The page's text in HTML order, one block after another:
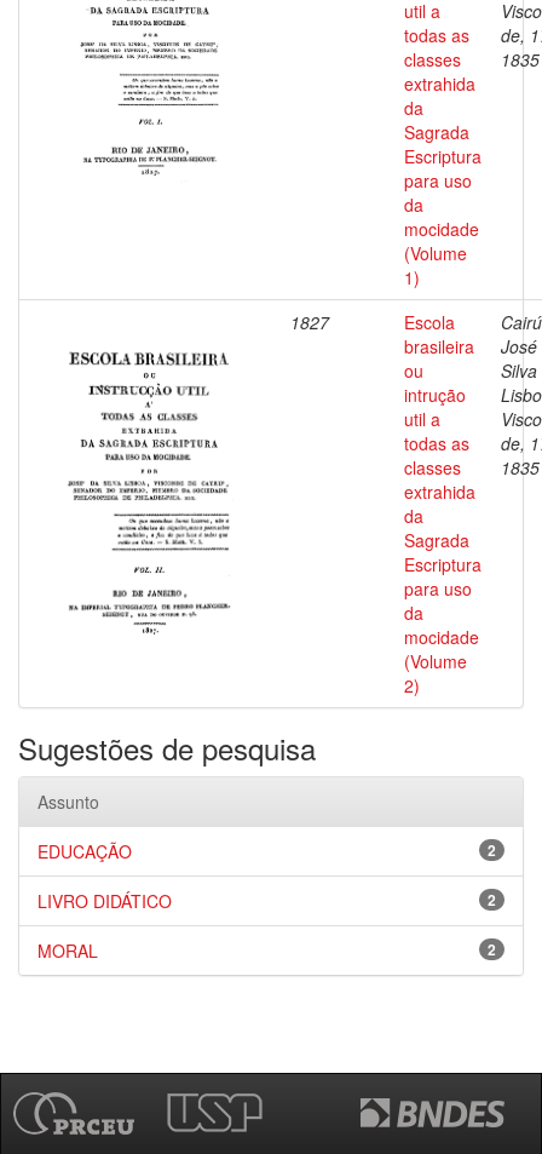
util a
todas as
classes
extrahida
da
Sagrada
Escriptura
para uso
da
mocidade
(Volume
1)
de,
1835
1827
Escola
brasileira
ou
intrução
util a
todas as
classes
extrahida
da
Sagrada
Escriptura
para uso
da
mocidade
(Volume
2)
José
Silva
de,
1835
Sugestões de pesquisa
Assunto
2
EDUCAÇÃO
2
LIVRO DIDÁTICO
2
MORAL